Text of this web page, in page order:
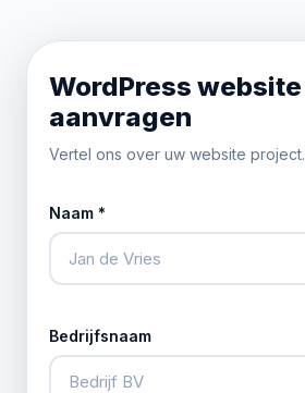
WordPress website
aanvragen
Vertel ons over uw website project.
Naam *
Bedrijfsnaam